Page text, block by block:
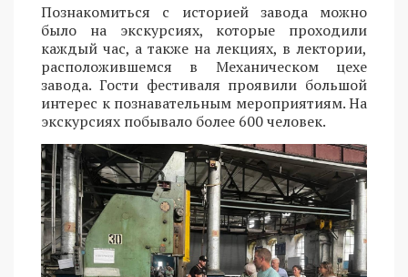
Познакомиться с историей завода можно
было на экскурсиях, которые проходили
каждый час, а также на лекциях, в лектории,
расположившемся в Механическом цехе
завода. Гости фестиваля проявили большой
интерес к познавательным мероприятиям. На
экскурсиях побывало более 600 человек.